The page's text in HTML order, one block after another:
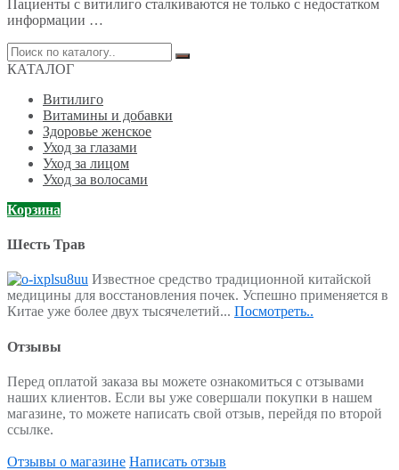
Пациенты с витилиго сталкиваются не только с недостатком
информации …
Поиск
по:
КАТАЛОГ
Витилиго
Витамины и добавки
Здоровье женское
Уход за глазами
Уход за лицом
Уход за волосами
Корзина
Шесть Трав
Известное средство традиционной китайской
медицины для восстановления почек. Успешно применяется в
Китае уже более двух тысячелетий... Посмотреть..
Отзывы
Перед оплатой заказа вы можете ознакомиться с отзывами
наших клиентов. Если вы уже совершали покупки в нашем
магазине, то можете написать свой отзыв, перейдя по второй
ссылке.
Отзывы о магазине Написать отзыв